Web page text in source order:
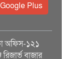
Google Plus
অফিস-১২১
বাজার